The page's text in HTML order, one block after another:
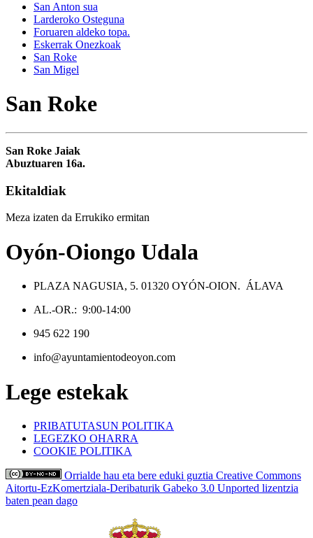
San Anton sua
Larderoko Osteguna
Foruaren aldeko topa.
Eskerrak Onezkoak
San Roke
San Migel
San Roke
San Roke Jaiak
Abuztuaren 16a.
Ekitaldiak
Meza izaten da Errukiko ermitan
Oyón-Oiongo Udala
PLAZA NAGUSIA, 5. 01320 OYÓN-OION. ÁLAVA
AL.-OR.: 9:00-14:00
945 622 190
info@ayuntamientodeoyon.com
Lege estekak
PRIBATUTASUN POLITIKA
LEGEZKO OHARRA
COOKIE POLITIKA
Orrialde hau eta bere eduki guztia Creative Commons
Aitortu-EzKomertziala-Deribaturik Gabeko 3.0 Unported lizentzia
baten pean dago